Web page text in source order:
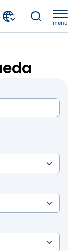
menu